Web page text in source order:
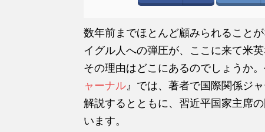
数年前までほとんど顧みられること
イグル人への弾圧が、ここに来て米
その理由はどこにあるのでしょうか
ャーナル 』では、著者で国際関係ジ
解説するとともに、習近平国家主席
います。